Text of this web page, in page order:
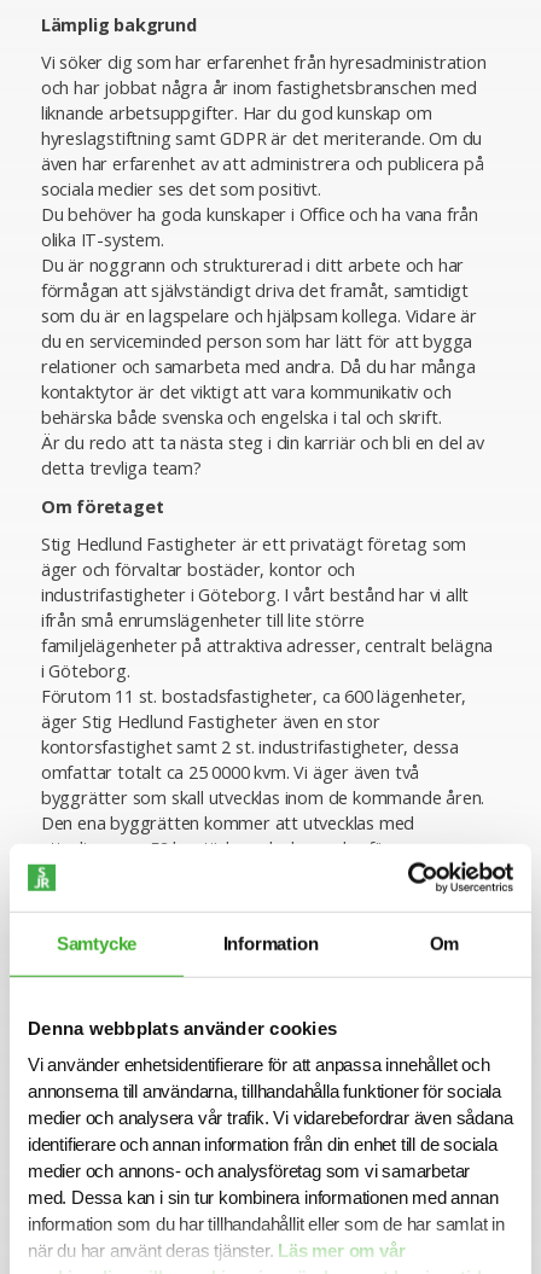
Samtycke Information Om
Denna webbplats använder cookies
Vi använder enhetsidentifierare för att anpassa innehållet och
annonserna till användarna, tillhandahålla funktioner för sociala
medier och analysera vår trafik. Vi vidarebefordrar även sådana
identifierare och annan information från din enhet till de sociala
medier och annons- och analysföretag som vi samarbetar
med. Dessa kan i sin tur kombinera informationen med annan
information som du har tillhandahållit eller som de har samlat in
när du har använt deras tjänster. Läs mer om vår
Lämplig bakgrund
Vi söker dig som har erfarenhet från hyresadministration
och har jobbat några år inom fastighetsbranschen med
liknande arbetsuppgifter. Har du god kunskap om
hyreslagstiftning samt GDPR är det meriterande. Om du
även har erfarenhet av att administrera och publicera på
sociala medier ses det som positivt.
Du behöver ha goda kunskaper i Office och ha vana från
olika IT-system.
Du är noggrann och strukturerad i ditt arbete och har
förmågan att självständigt driva det framåt, samtidigt
som du är en lagspelare och hjälpsam kollega. Vidare är
du en serviceminded person som har lätt för att bygga
relationer och samarbeta med andra. Då du har många
kontaktytor är det viktigt att vara kommunikativ och
behärska både svenska och engelska i tal och skrift.
Är du redo att ta nästa steg i din karriär och bli en del av
detta trevliga team?
Om företaget
Stig Hedlund Fastigheter är ett privatägt företag som
äger och förvaltar bostäder, kontor och
industrifastigheter i Göteborg. I vårt bestånd har vi allt
ifrån små enrumslägenheter till lite större
familjelägenheter på attraktiva adresser, centralt belägna
i Göteborg.
Förutom 11 st. bostadsfastigheter, ca 600 lägenheter,
äger Stig Hedlund Fastigheter även en stor
kontorsfastighet samt 2 st. industrifastigheter, dessa
omfattar totalt ca 25 0000 kvm. Vi äger även två
byggrätter som skall utvecklas inom de kommande åren.
Den ena byggrätten kommer att utvecklas med
ytterligare ca 52 bostäder och den andra för
industriändamål.
Samlat marknadsvärde 2023 uppgick till c:a 2,2 miljarder
hyresgästers behov och möjligheter. Största
hyresgästerna är Alrik Hedlund, Transportstyrelsen och
Avonova, I fastigheten finns även restauranger, en
sportbar med bowling och shuffleboard. Ytterligare en
restaurang är etablerad under 2023 och ett bra
komplement till utbudet i området.
Ansökan
I denna rekrytering samarbetar Stig Hedlund Fastigheter
med SJR. För mer information är du välkommen att